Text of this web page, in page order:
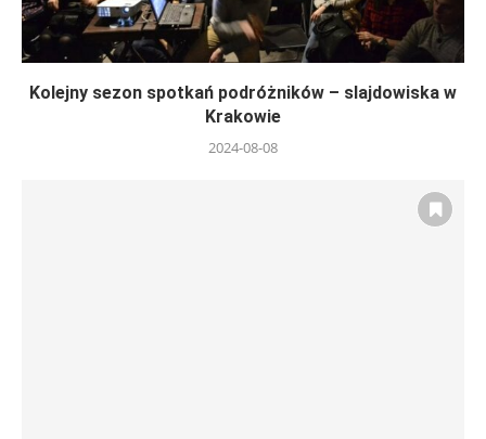
Kolejny sezon spotkań podróżników – slajdowiska w
Krakowie
2024-08-08